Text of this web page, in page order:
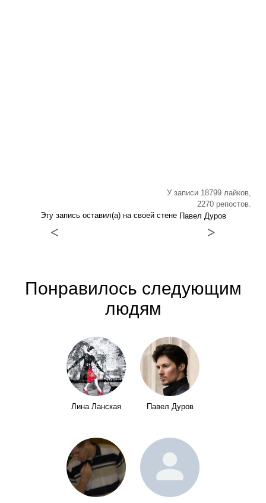
У записи 18799 лайков,
2270 репостов.
Эту запись оставил(а) на своей стене Павел Дуров
< >
Понравилось следующим
людям
Лина Ланская Павел Дуров